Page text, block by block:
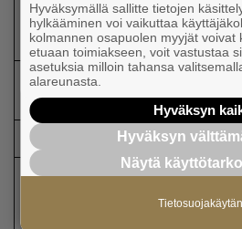
Urpelainen
Oy
Oulu
Holding Oy
Oulu SLMedica Oy
Stenger &
Hyväksymällä sallitte tietojen
hylkääminen voi vaikuttaa
kolmannen osapuolen myyjät voivat
etuaan toimiakseen, voit vastustaa
asetuksia milloin tahansa
alareunasta.
Hyväksyn
Hyväksyn
Näytä